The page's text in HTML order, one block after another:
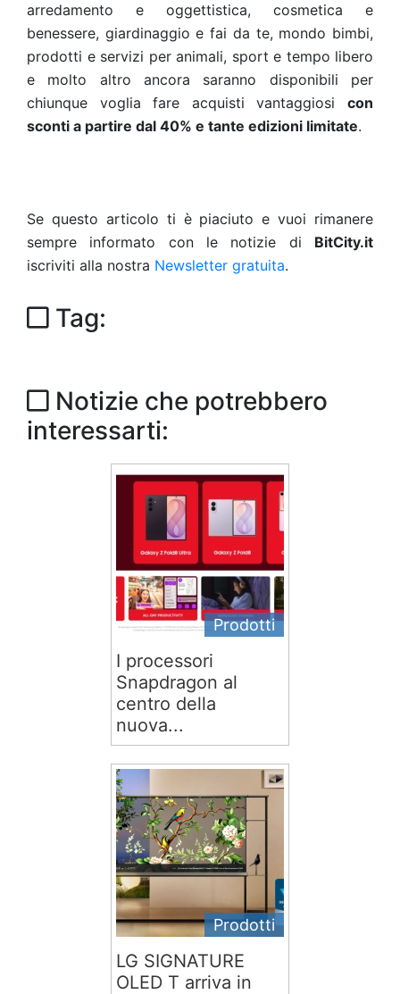
arredamento e oggettistica, cosmetica e
benessere, giardinaggio e fai da te, mondo bimbi,
prodotti e servizi per animali, sport e tempo libero
e molto altro ancora saranno disponibili per
chiunque voglia fare acquisti vantaggiosi con
sconti a partire dal 40% e tante edizioni limitate.
Se questo articolo ti è piaciuto e vuoi rimanere
sempre informato con le notizie di BitCity.it
iscriviti alla nostra Newsletter gratuita.
Tag:
Notizie che potrebbero
interessarti:
Prodotti
I processori
Snapdragon al
centro della
nuova...
Prodotti
LG SIGNATURE
OLED T arriva in